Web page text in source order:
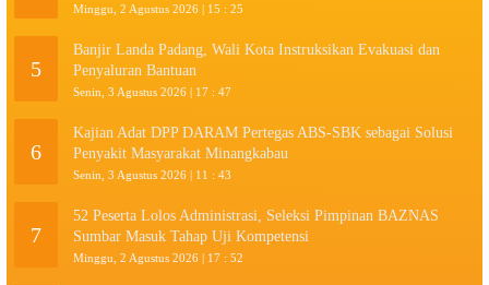
Minggu, 2 Agustus 2026 | 15 : 25
5
Banjir Landa Padang, Wali Kota Instruksikan Evakuasi dan
Penyaluran Bantuan
Senin, 3 Agustus 2026 | 17 : 47
6
Kajian Adat DPP DARAM Pertegas ABS-SBK sebagai Solusi
Penyakit Masyarakat Minangkabau
Senin, 3 Agustus 2026 | 11 : 43
7
52 Peserta Lolos Administrasi, Seleksi Pimpinan BAZNAS
Sumbar Masuk Tahap Uji Kompetensi
Minggu, 2 Agustus 2026 | 17 : 52